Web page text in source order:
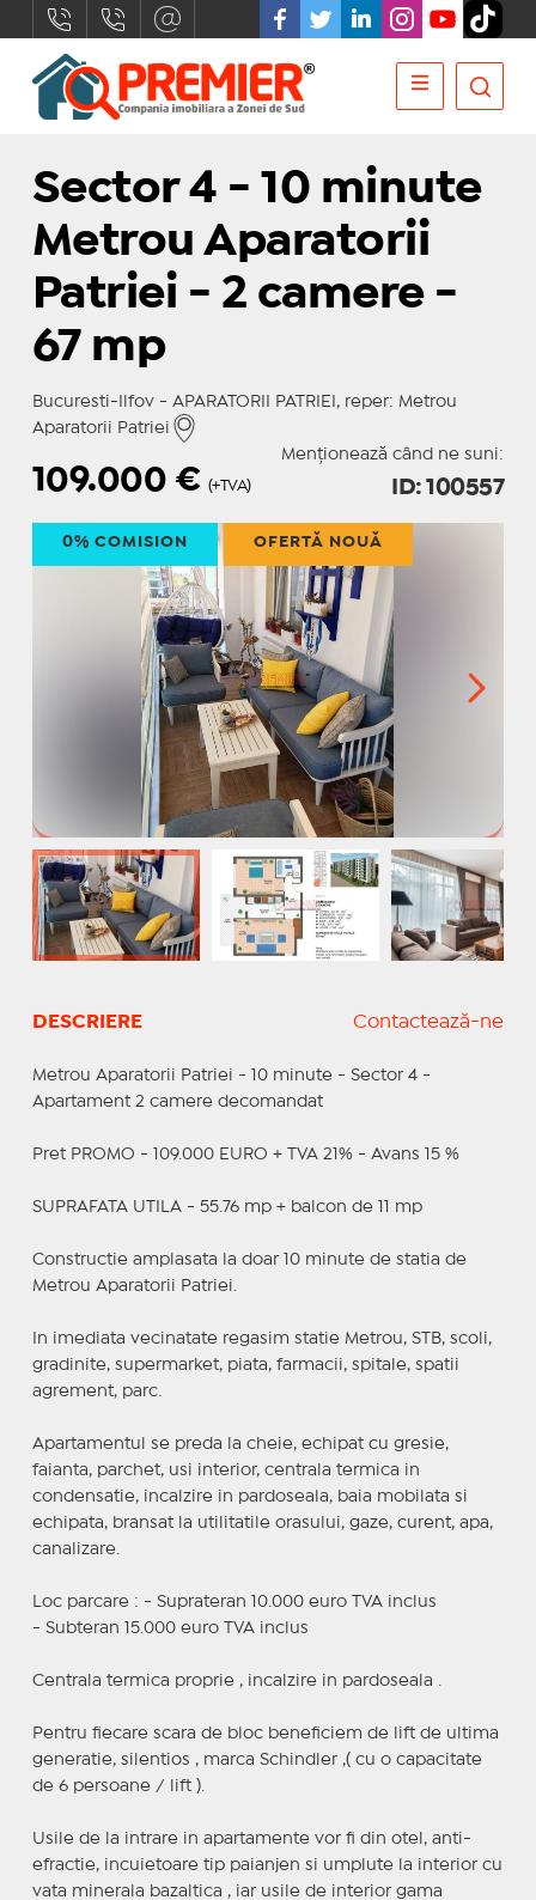
Sector 4 - 10 minute
Metrou Aparatorii
Patriei - 2 camere -
67 mp
Bucuresti-Ilfov - APARATORII PATRIEI, reper: Metrou
Aparatorii Patriei
Menționează când ne suni:
109.000 € (+TVA) ID: 100557
0% COMISION OFERTĂ NOUĂ
DESCRIERE Contactează-ne
Metrou Aparatorii Patriei - 10 minute - Sector 4 -
Apartament 2 camere decomandat
Pret PROMO - 109.000 EURO + TVA 21% - Avans 15 %
SUPRAFATA UTILA - 55.76 mp + balcon de 11 mp
Constructie amplasata la doar 10 minute de statia de
Metrou Aparatorii Patriei.
In imediata vecinatate regasim statie Metrou, STB, scoli,
gradinite, supermarket, piata, farmacii, spitale, spatii
agrement, parc.
Apartamentul se preda la cheie, echipat cu gresie,
faianta, parchet, usi interior, centrala termica in
condensatie, incalzire in pardoseala, baia mobilata si
echipata, bransat la utilitatile orasului, gaze, curent, apa,
canalizare.
Loc parcare : - Suprateran 10.000 euro TVA inclus
- Subteran 15.000 euro TVA inclus
Centrala termica proprie , incalzire in pardoseala .
Pentru fiecare scara de bloc beneficiem de lift de ultima
generatie, silentios , marca Schindler ,( cu o capacitate
de 6 persoane / lift ).
Usile de la intrare in apartamente vor fi din otel, anti-
efractie, incuietoare tip paianjen si umplute la interior cu
vata minerala bazaltica , iar usile de interior gama